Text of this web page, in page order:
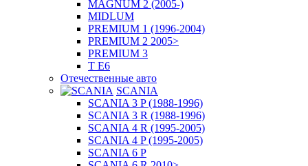
MAGNUM 2 (2005-)
MIDLUM
PREMIUM 1 (1996-2004)
PREMIUM 2 2005>
PREMIUM 3
T E6
Отечественные авто
SCANIA
SCANIA 3 P (1988-1996)
SCANIA 3 R (1988-1996)
SCANIA 4 R (1995-2005)
SCANIA 4 P (1995-2005)
SCANIA 6 P